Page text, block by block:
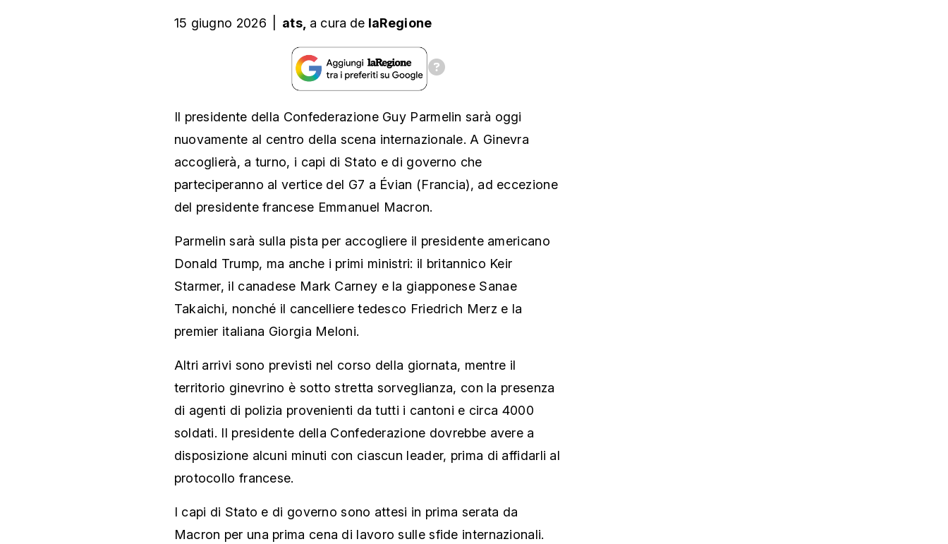
15 giugno 2026 ats, a cura de laRegione
Il presidente della Confederazione Guy Parmelin sarà oggi
nuovamente al centro della scena internazionale. A Ginevra
accoglierà, a turno, i capi di Stato e di governo che
parteciperanno al vertice del G7 a Évian (Francia), ad eccezione
del presidente francese Emmanuel Macron.
Parmelin sarà sulla pista per accogliere il presidente americano
Donald Trump, ma anche i primi ministri: il britannico Keir
Starmer, il canadese Mark Carney e la giapponese Sanae
Takaichi, nonché il cancelliere tedesco Friedrich Merz e la
premier italiana Giorgia Meloni.
Altri arrivi sono previsti nel corso della giornata, mentre il
territorio ginevrino è sotto stretta sorveglianza, con la presenza
di agenti di polizia provenienti da tutti i cantoni e circa 4000
soldati. Il presidente della Confederazione dovrebbe avere a
disposizione alcuni minuti con ciascun leader, prima di affidarli al
protocollo francese.
I capi di Stato e di governo sono attesi in prima serata da
Macron per una prima cena di lavoro sulle sfide internazionali.